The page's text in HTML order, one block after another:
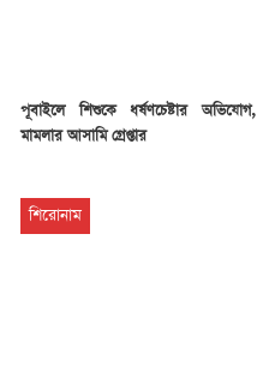
পূবাইলে শিশুকে ধর্ষণচেষ্টার অভিযোগ,
মামলার আসামি গ্রেপ্তার
শিরোনাম